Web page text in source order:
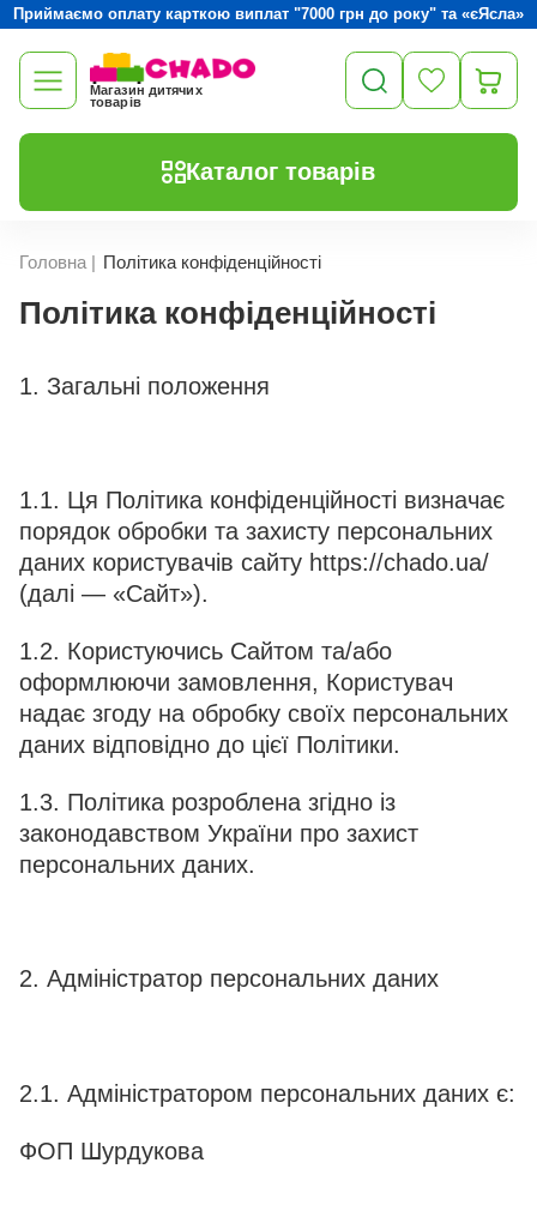
Приймаємо оплату карткою виплат "7000 грн до року" та «єЯсла»
Магазин дитячих
товарів
Каталог товарів
Головна | Політика конфіденційності
Політика конфіденційності
1. Загальні положення
1.1. Ця Політика конфіденційності визначає
порядок обробки та захисту персональних
даних користувачів сайту https://chado.ua/
(далі — «Сайт»).
1.2. Користуючись Сайтом та/або
оформлюючи замовлення, Користувач
надає згоду на обробку своїх персональних
даних відповідно до цієї Політики.
1.3. Політика розроблена згідно із
законодавством України про захист
персональних даних.
2. Адміністратор персональних даних
2.1. Адміністратором персональних даних є:
ФОП Шурдукова